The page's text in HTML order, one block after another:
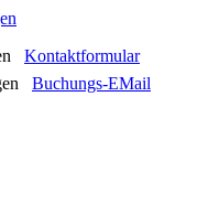
Kontaktformular
Buchungs-EMail